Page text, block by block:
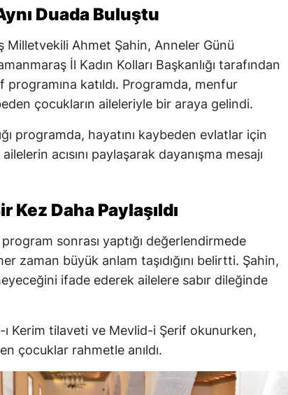
Duada Buluştu
Milletvekili Ahmet Şahin, Anneler Günü
İl Kadın Kolları Başkanlığı tarafından
katıldı. Programda, menfur
çocukların aileleriyle bir araya gelindi.
programda, hayatını kaybeden evlatlar için
acısını paylaşarak dayanışma mesajı
Kez Daha Paylaşıldı
sonrası yaptığı değerlendirmede
zaman büyük anlam taşıdığını belirtti. Şahin,
ifade ederek ailelere sabır dileğinde
ı Kerim tilaveti ve Mevlid-i Şerif okunurken,
çocuklar rahmetle anıldı.